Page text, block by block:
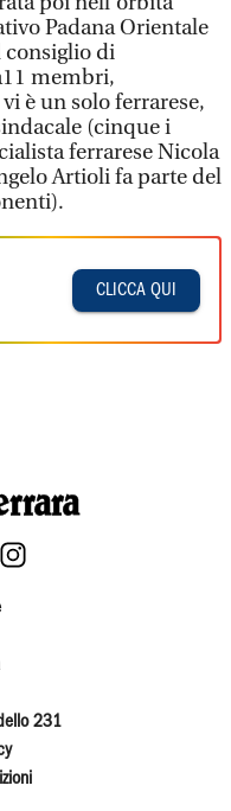
Padana Orientale
consiglio di
membri,
è un solo ferrarese,
(cinque i
ferrarese Nicola
Artioli fa parte del
CLICCA QUI
231